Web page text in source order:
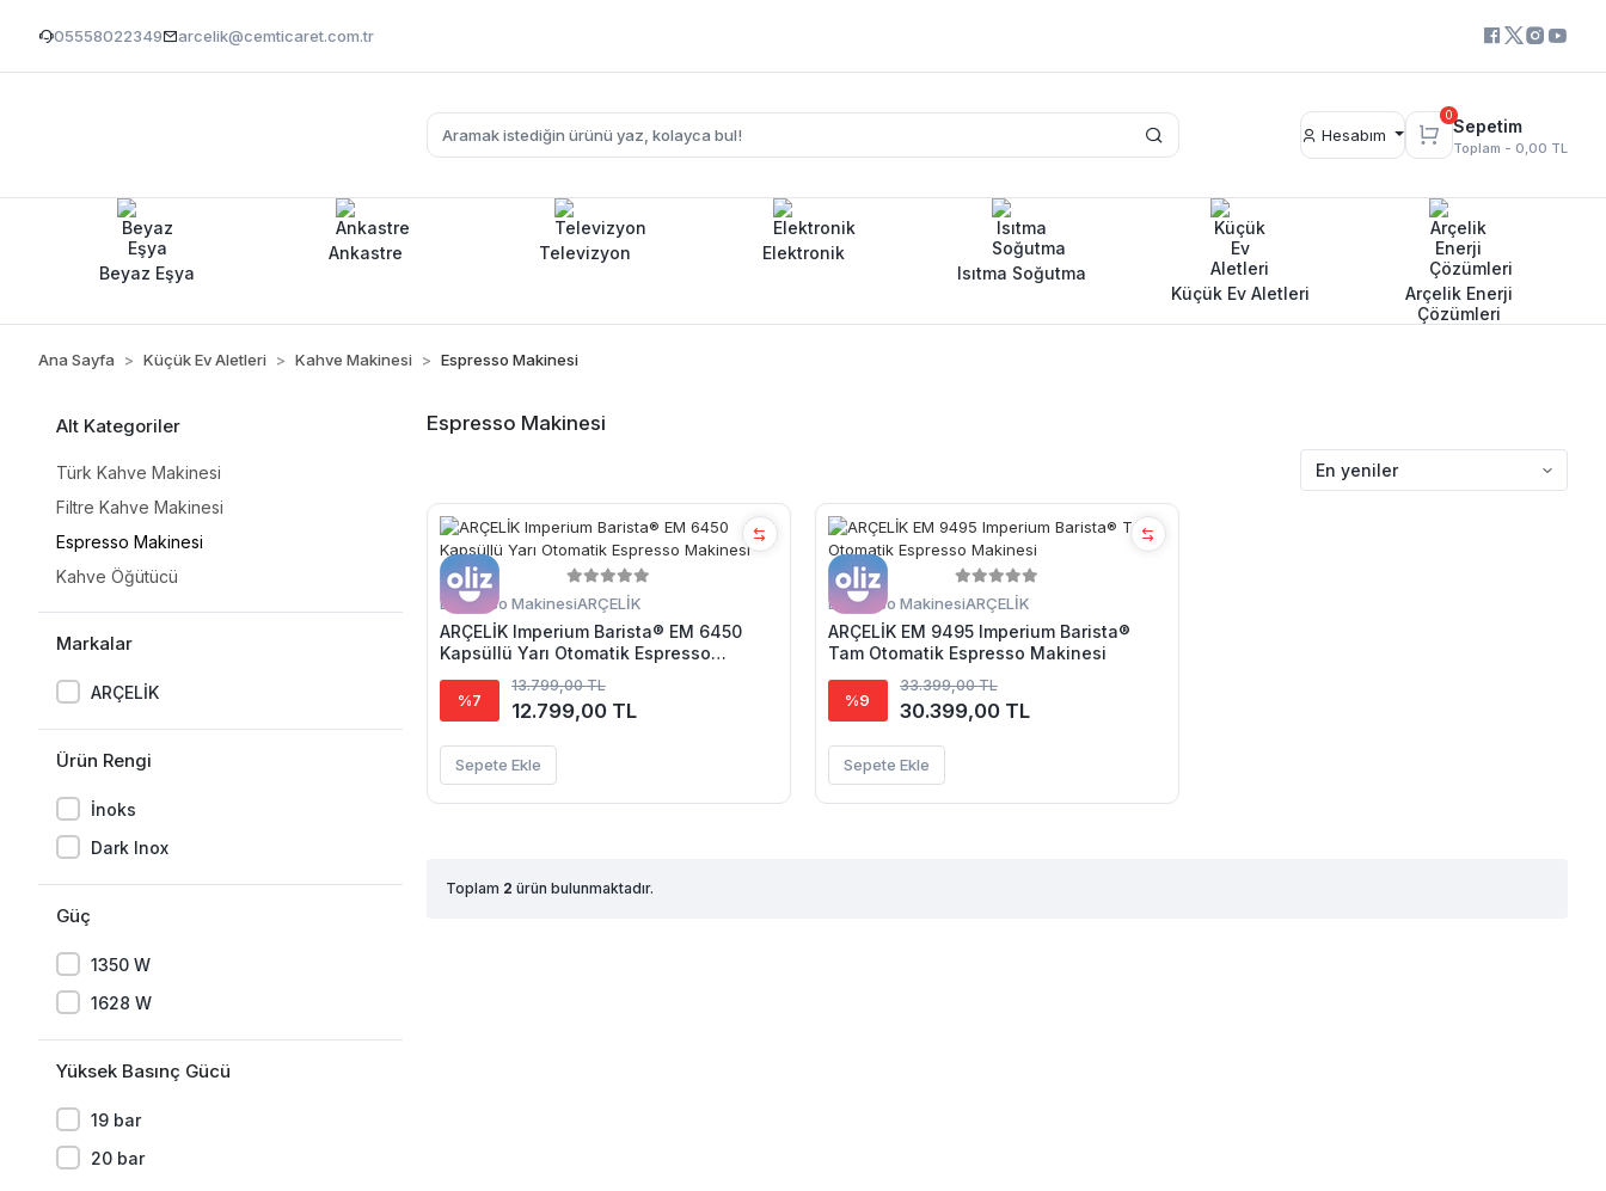
05558022349 arcelik@cemticaret.com.tr
Hesabım
0
Sepetim
Toplam - 0,00 TL
Beyaz Eşya
Ankastre Televizyon
Elektronik
Isıtma Soğutma
Küçük Ev Aletleri
Arçelik Enerji
Çözümleri
Ana Sayfa Küçük Ev Aletleri Kahve Makinesi Espresso Makinesi
Alt Kategoriler
Türk Kahve Makinesi
Filtre Kahve Makinesi
Espresso Makinesi
Kahve Öğütücü
Markalar
ARÇELİK
Ürün Rengi
İnoks
Dark Inox
Güç
1350 W
1628 W
Yüksek Basınç Gücü
19 bar
20 bar
Espresso Makinesi
Espresso MakinesiARÇELİK
ARÇELİK Imperium Barista® EM 6450
Kapsüllü Yarı Otomatik Espresso
%7
13.799,00 TL
12.799,00 TL
Sepete Ekle
Espresso MakinesiARÇELİK
ARÇELİK EM 9495 Imperium Barista®
Tam Otomatik Espresso Makinesi
%9
33.399,00 TL
30.399,00 TL
Sepete Ekle
Toplam 2 ürün bulunmaktadır.